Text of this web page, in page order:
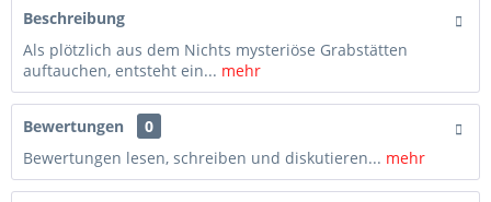
Beschreibung
Als plötzlich aus dem Nichts mysteriöse Grabstätten
auftauchen, entsteht ein... mehr
Bewertungen
0
Bewertungen lesen, schreiben und diskutieren... mehr